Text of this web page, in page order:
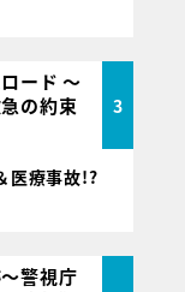
ード ～
の約束
3
医療事故!?
警視庁